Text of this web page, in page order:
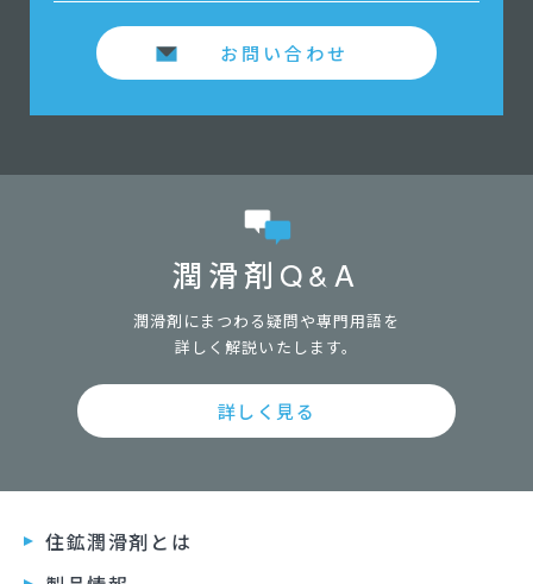
お問い合わせ
潤滑剤Q&A
潤滑剤にまつわる疑問や専門用語を
詳しく解説いたします。
詳しく見る
住鉱潤滑剤とは